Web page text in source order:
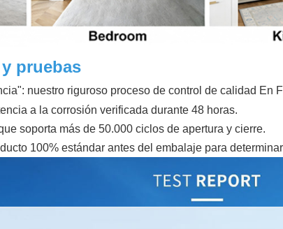
pruebas
nuestro riguroso proceso de control de calidad
a la corrosión verificada durante 48 horas.
soporta más de 50.000 ciclos de apertura y cierre.
100% estándar antes del embalaje para